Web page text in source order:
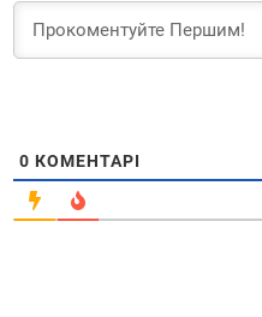
0 КОМЕНТАРІ